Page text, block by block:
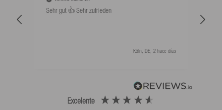
Excelente
Sehr gut 👍 Sehr zufrieden
Köln, DE, 2 hace días